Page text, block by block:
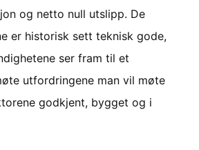
og netto null utslipp. De
er historisk sett teknisk gode,
ser fram til et
utfordringene man vil møte
godkjent, bygget og i